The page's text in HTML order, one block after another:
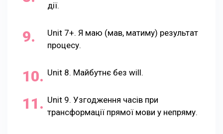
дії.
Unit 7+. Я маю (мав, матиму) результат
процесу.
Unit 8. Майбутнє без will.
Unit 9. Узгодження часів при
трансформації прямої мови у непряму.